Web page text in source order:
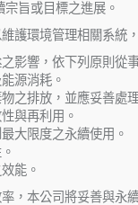
旨或目標之進展。
護環境管理相關系統
影響，依下列原則從
源消耗。
之排放，並應妥善處
與再利用。
大限度之永續使用。
能。
，本公司將妥善與永